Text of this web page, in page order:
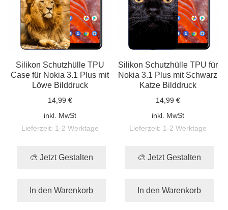
Silikon Schutzhülle TPU
Case für Nokia 3.1 Plus mit
Löwe Bilddruck
14,99 €
inkl. MwSt
Lieferzeit: 1-2 Werktage
🎨 Jetzt Gestalten
In den Warenkorb
Silikon Schutzhülle TPU für
Nokia 3.1 Plus mit Schwarz
Katze Bilddruck
14,99 €
inkl. MwSt
Lieferzeit: 1-2 Werktage
🎨 Jetzt Gestalten
In den Warenkorb